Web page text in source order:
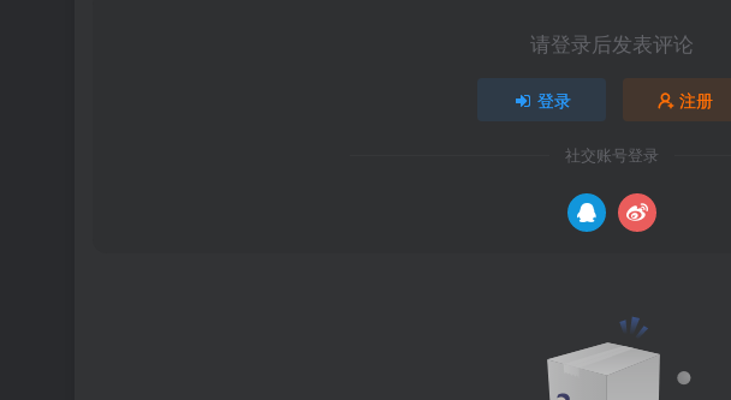
请登录后发表评论
登录 注册
社交账号登录